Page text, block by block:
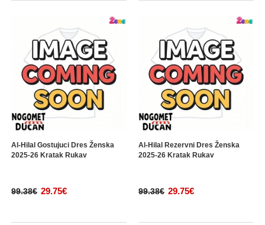
Al-Hilal Gostujuci Dres Ženska
2025-26 Kratak Rukav
99.38€ 29.75€
Al-Hilal Rezervni Dres Ženska
2025-26 Kratak Rukav
99.38€ 29.75€